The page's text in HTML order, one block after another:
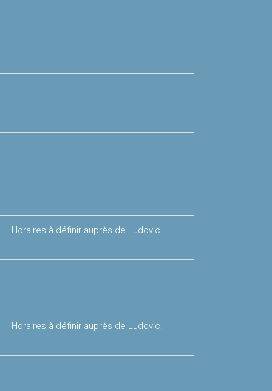
Horaires à définir auprès de Ludovic.
Horaires à définir auprès de Ludovic.